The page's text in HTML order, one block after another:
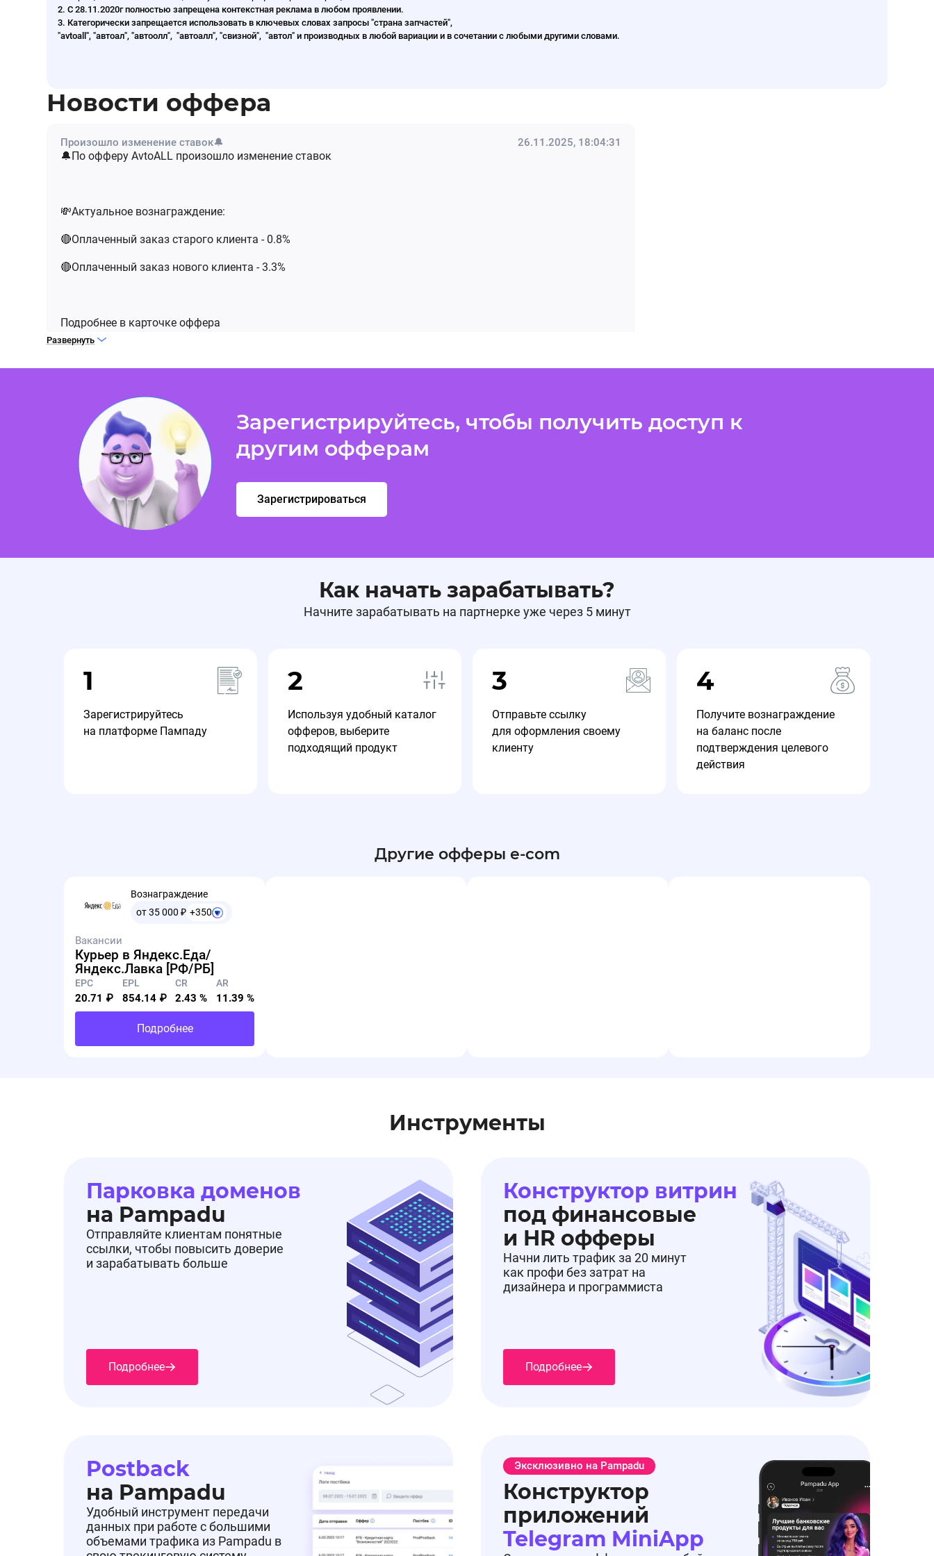
2. С 28.11.2020г полностью запрещена контекстная реклама в любом проявлении.
3. Категорически запрещается использовать в ключевых словах запросы "страна запчастей",
"avtoall", "автоал", "автоолл", "автоалл", "cвизной", "автол" и производных в любой вариации и в сочетании с любыми другими словами.
Новости оффера
Произошло изменение ставок🔔 26.11.2025, 18:04:31
🔔По офферу AvtoALL произошло изменение ставок
💸Актуальное вознаграждение:
🔴Оплаченный заказ старого клиента - 0.8%
🔴Оплаченный заказ нового клиента - 3.3%
Подробнее в карточке оффера
Развернуть
Зарегистрируйтесь, чтобы получить доступ к
другим офферам
Зарегистрироваться
Как начать зарабатывать?
Начните зарабатывать на партнерке уже через 5 минут
1
Зарегистрируйтесь
на платформе Пампаду
2
Используя удобный каталог
офферов, выберите
подходящий продукт
3
Отправьте ссылку
для оформления своему
клиенту
4
Получите вознаграждение
на баланс после
подтверждения целевого
действия
Другие офферы e-com
Вознаграждение
от 35 000 ₽ +350
Вакансии
Курьер в Яндекс.Еда/
Яндекс.Лавка [РФ/РБ]
EPC
20.71 ₽
EPL
854.14 ₽
CR
2.43 %
AR
11.39 %
Подробнее
Инструменты
Парковка доменов
на Pampadu
Отправляйте клиентам понятные
ссылки, чтобы повысить доверие
и зарабатывать больше
Подробнее
Конструктор витрин
под финансовые
и HR офферы
Начни лить трафик за 20 минут
как профи без затрат на
дизайнера и программиста
Подробнее
Postback
на Pampadu
Удобный инструмент передачи
данных при работе с большими
объемами трафика из Pampadu в
Эксклюзивно на Pampadu
Конструктор
приложений
Telegram MiniApp